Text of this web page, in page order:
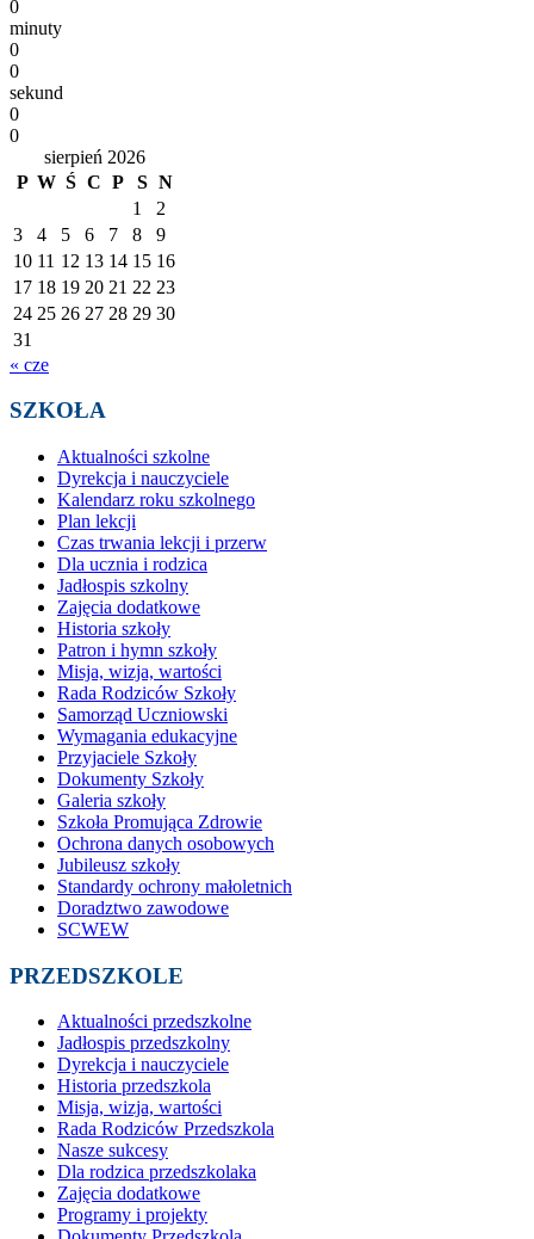
0
minuty
0
0
sekund
0
0
sierpień 2026
P W Ś C P S N
1
2
3
4 5 6 7 8
9
10 11 12 13 14 15 16
17 18 19 20 21 22 23
24 25 26 27 28 29 30
31
« cze
SZKOŁA
Aktualności szkolne
Dyrekcja i nauczyciele
Kalendarz roku szkolnego
Plan lekcji
Czas trwania lekcji i przerw
Dla ucznia i rodzica
Jadłospis szkolny
Zajęcia dodatkowe
Historia szkoły
Patron i hymn szkoły
Misja, wizja, wartości
Rada Rodziców Szkoły
Samorząd Uczniowski
Wymagania edukacyjne
Przyjaciele Szkoły
Dokumenty Szkoły
Galeria szkoły
Szkoła Promująca Zdrowie
Ochrona danych osobowych
Jubileusz szkoły
Standardy ochrony małoletnich
Doradztwo zawodowe
SCWEW
PRZEDSZKOLE
Aktualności przedszkolne
Jadłospis przedszkolny
Dyrekcja i nauczyciele
Historia przedszkola
Misja, wizja, wartości
Rada Rodziców Przedszkola
Nasze sukcesy
Dla rodzica przedszkolaka
Zajęcia dodatkowe
Programy i projekty